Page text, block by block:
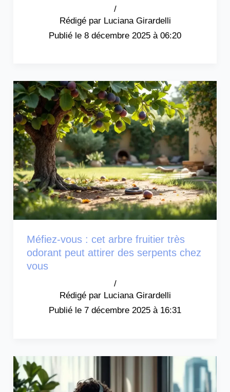
Luciana Girardelli
/
8 décembre 2025 à 06:20
Méfiez-vous : cet arbre fruitier très
odorant peut attirer des serpents chez
vous
Luciana Girardelli
/
7 décembre 2025 à 16:31